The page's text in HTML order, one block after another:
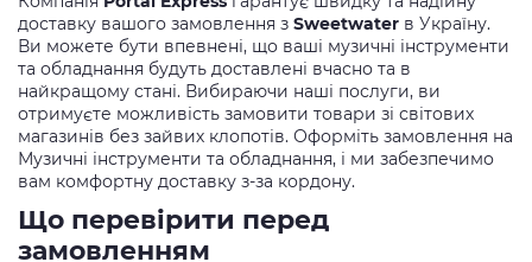
доставку вашого замовлення з Sweetwater в Україну.
Ви можете бути впевнені, що ваші музичні інструменти
та обладнання будуть доставлені вчасно та в
найкращому стані. Вибираючи наші послуги, ви
отримуєте можливість замовити товари зі світових
магазинів без зайвих клопотів. Оформіть замовлення на
Музичні інструменти та обладнання, і ми забезпечимо
вам комфортну доставку з-за кордону.
Що перевірити перед
замовленням